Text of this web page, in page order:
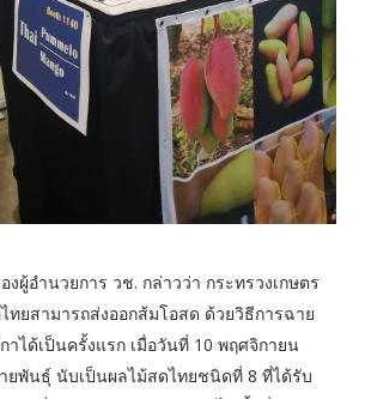
ผู้อำนวยการ วช. กล่าวว่า กระทรวงเกษตร
ทยสามารถส่งออกส้มโอสด ด้วยวิธีการฉาย
าได้เป็นครั้งแรก เมื่อวันที่ 10 พฤศจิกายน
ยพันธุ์ นับเป็นผลไม้สดไทยชนิดที่ 8 ที่ได้รับ